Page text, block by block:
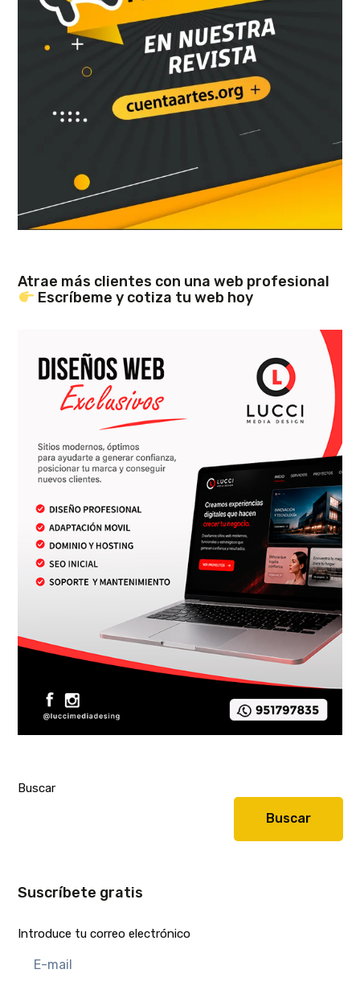
Atrae más clientes con una web profesional
Escríbeme y cotiza tu web hoy
Buscar
Buscar
Suscríbete gratis
Introduce tu correo electrónico
mail